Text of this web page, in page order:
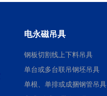
电永磁吊具
钢板切割线上下料吊具
单台或多台联吊钢坯吊具
单根、单排或成捆钢管吊具